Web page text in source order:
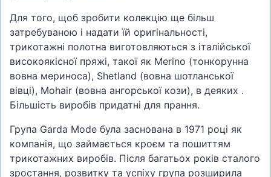
Для того, щоб зробити колекцію ще більш
затребуваною і надати їй оригінальності,
трикотажні полотна виготовляються з італійської
високоякісної пряжі, такої як Merino (тонкорунна
вовна мериноса), Shetland (вовна шотланської
вівці), Mohair (вовна ангорської кози), в деяких .
Більшість виробів придатні для прання.
Група Garda Mode була заснована в 1971 році як
компанія, що займається кроєм та пошиттям
трикотажних виробів. Після багатьох років сталого
зростання, розвитку та успіху група розширила